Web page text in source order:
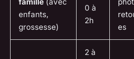
enfants,
grossesse)
0 à
2h
es
2 à